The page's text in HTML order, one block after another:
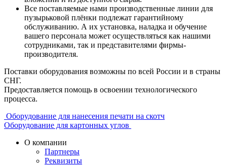
Все поставляемые нами производственные линии для
пузырьковой плёнки подлежат гарантийному
обслуживанию. А их установка, наладка и обучение
вашего персонала может осуществляться как нашими
сотрудниками, так и представителями фирмы-
производителя.
Поставки оборудования возможны по всей России и в страны
СНГ.
Предоставляется помощь в освоении технологического
процесса.
Оборудование для нанесения печати на скотч
Оборудование для картонных углов
О компании
Партнеры
Реквизиты